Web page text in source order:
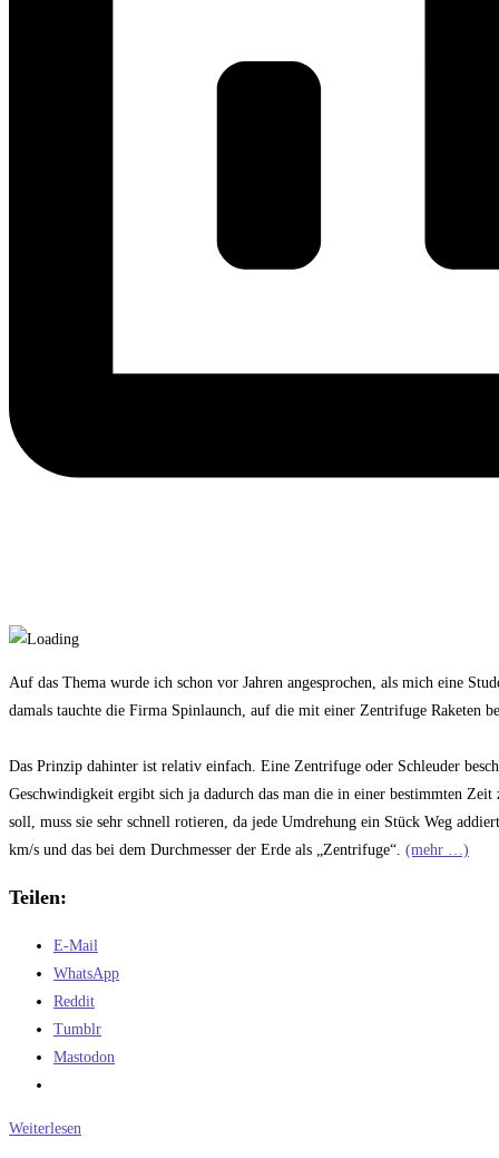
Auf das Thema wurde ich schon vor Jahren angesprochen, als mich eine
damals tauchte die Firma Spinlaunch, auf die mit einer Zentrifuge Raketen
Das Prinzip dahinter ist relativ einfach. Eine Zentrifuge oder Schleuder
Geschwindigkeit ergibt sich ja dadurch das man die in einer bestimmten
soll, muss sie sehr schnell rotieren, da jede Umdrehung ein Stück Weg
km/s und das bei dem Durchmesser der Erde als „Zentrifuge“. (mehr …)
Teilen:
E-Mail
WhatsApp
Reddit
Tumblr
Mastodon
Weiterlesen